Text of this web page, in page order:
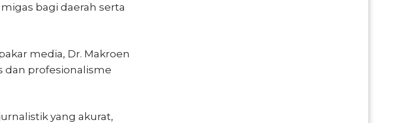
bagi daerah serta
media, Dr. Makroen
dan profesionalisme
yang akurat,